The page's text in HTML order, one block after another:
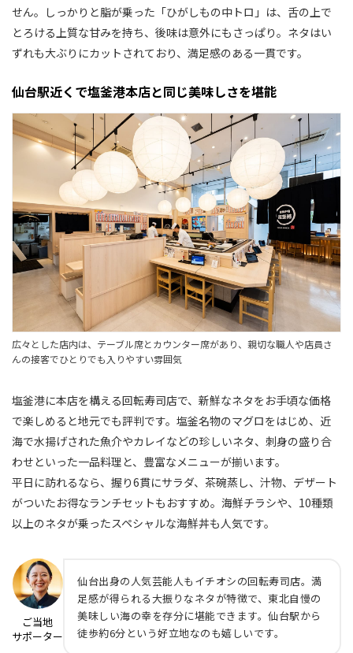
せん。しっかりと脂が乗った「ひがしもの中トロ」は、舌の上で
とろける上質な甘みを持ち、後味は意外にもさっぱり。ネタはい
ずれも大ぶりにカットされており、満足感のある一貫です。
仙台駅近くで塩釜港本店と同じ美味しさを堪能
広々とした店内は、テーブル席とカウンター席があり、親切な職人や店員さ
んの接客でひとりでも入りやすい雰囲気
塩釜港に本店を構える回転寿司店で、新鮮なネタをお手頃な価格
で楽しめると地元でも評判です。塩釜名物のマグロをはじめ、近
海で水揚げされた魚介やカレイなどの珍しいネタ、刺身の盛り合
わせといった一品料理と、豊富なメニューが揃います。
平日に訪れるなら、握り6貫にサラダ、茶碗蒸し、汁物、デザート
がついたお得なランチセットもおすすめ。海鮮チラシや、10種類
以上のネタが乗ったスペシャルな海鮮丼も人気です。
ご当地
サポーター
仙台出身の人気芸能人もイチオシの回転寿司店。満
足感が得られる大振りなネタが特徴で、東北自慢の
美味しい海の幸を存分に堪能できます。仙台駅から
徒歩約6分という好立地なのも嬉しいです。